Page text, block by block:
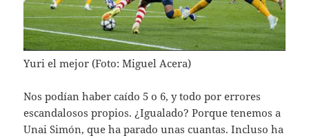
Yuri el mejor (Foto: Miguel Acera)
Nos podían haber caído 5 o 6, y todo por errores
escandalosos propios. ¿Igualado? Porque tenemos a
Unai Simón, que ha parado unas cuantas. Incluso ha